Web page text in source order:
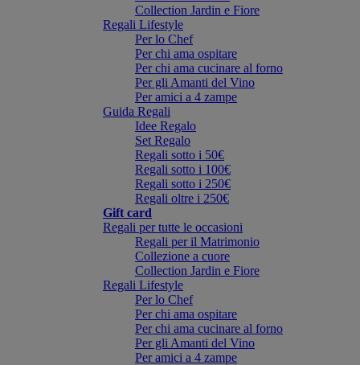
Collection Jardin e Fiore
Regali Lifestyle
Per lo Chef
Per chi ama ospitare
Per chi ama cucinare al forno
Per gli Amanti del Vino
Per amici a 4 zampe
Guida Regali
Idee Regalo
Set Regalo
Regali sotto i 50€
Regali sotto i 100€
Regali sotto i 250€
Regali oltre i 250€
Gift card
Regali per tutte le occasioni
Regali per il Matrimonio
Collezione a cuore
Collection Jardin e Fiore
Regali Lifestyle
Per lo Chef
Per chi ama ospitare
Per chi ama cucinare al forno
Per gli Amanti del Vino
Per amici a 4 zampe